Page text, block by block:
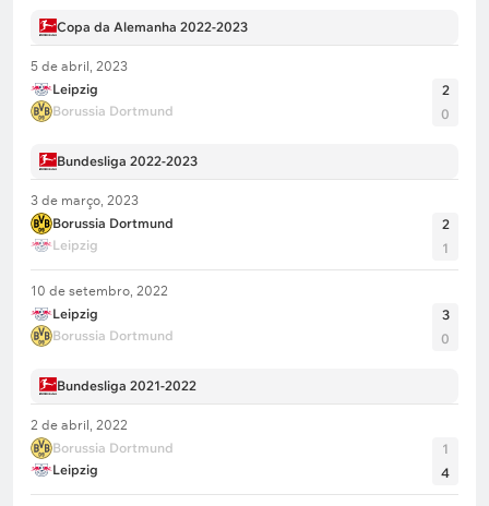
Copa da Alemanha 2022-2023
5 de abril, 2023
Leipzig
Borussia Dortmund
2
0
Bundesliga 2022-2023
3 de março, 2023
Borussia Dortmund
Leipzig
2
1
10 de setembro, 2022
Leipzig
Borussia Dortmund
3
0
Bundesliga 2021-2022
2 de abril, 2022
Borussia Dortmund
Leipzig
1
4